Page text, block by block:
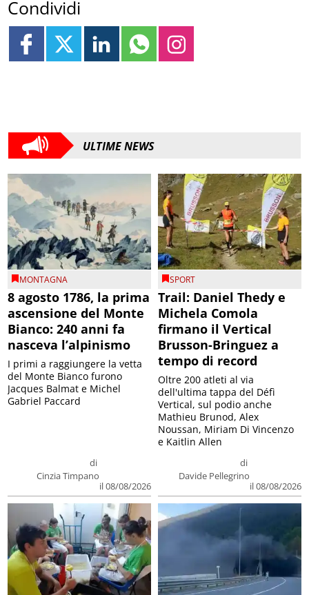
Condividi
ULTIME NEWS
MONTAGNA
8 agosto 1786, la prima
ascensione del Monte
Bianco: 240 anni fa
nasceva l’alpinismo
di
Cinzia Timpano
il 08/08/2026
I primi a raggiungere la vetta
del Monte Bianco furono
Jacques Balmat e Michel
Gabriel Paccard
SPORT
Trail: Daniel Thedy e
Michela Comola
firmano il Vertical
Brusson-Bringuez a
tempo di record
di
Davide Pellegrino
il 08/08/2026
Oltre 200 atleti al via
dell'ultima tappa del Défì
Vertical, sul podio anche
Mathieu Brunod, Alex
Noussan, Miriam Di Vincenzo
e Kaitlin Allen